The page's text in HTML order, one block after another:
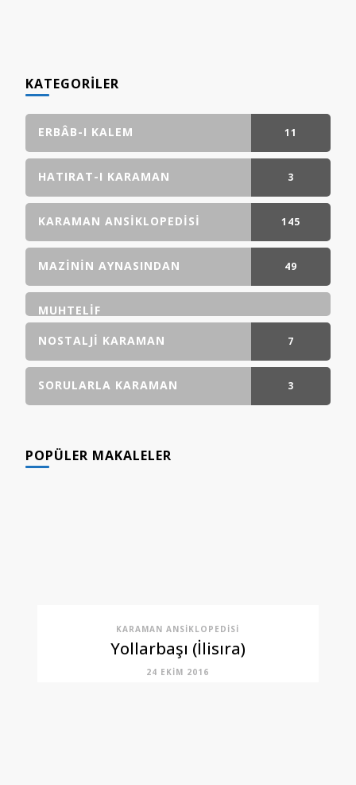
KATEGORILER
ERBÂB-I KALEM 11
GÖNDERI(LER)
HATIRAT-I KARAMAN 3
GÖNDERI(LER)
KARAMAN ANSIKLOPEDISI 145
GÖNDERI(LER)
MAZININ AYNASINDAN 49
MUHTELIF
NOSTALJI KARAMAN
7
GÖNDERI(LER)
SORULARLA KARAMAN 3
POPÜLER MAKALELER
KARAMAN ANSIKLOPEDISI
Yollarbaşı (İlisıra)
24 EKIM 2016